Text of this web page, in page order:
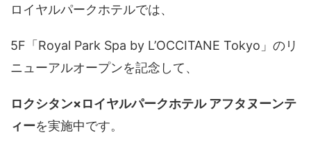
ロイヤルパークホテルでは、
5F「Royal Park Spa by L’OCCITANE Tokyo」のリ
ニューアルオープンを記念して、
ロクシタン×ロイヤルパークホテル アフタヌーンテ
ィーを実施中です。